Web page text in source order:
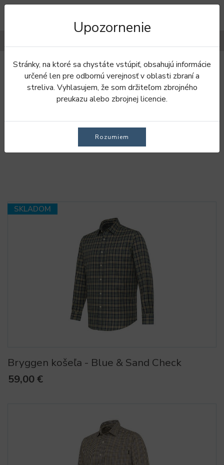
Úvod Košele Pánske košele
PÁNSKE KOŠELE
Krátky rukáv
SKLADOM
Bryggen košeľa - Blue & Sand Check
59,00 €
Upozornenie
Stránky, na ktoré sa chystáte vstúpiť, obsahujú informácie
určené len pre odbornú verejnosť v oblasti zbraní a
streliva. Vyhlasujem, že som držiteľom zbrojného
preukazu alebo zbrojnej licencie.
Rozumiem